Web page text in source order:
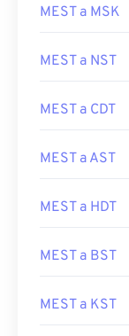
MEST a MSK
MEST a NST
MEST a CDT
MEST a AST
MEST a HDT
MEST a BST
MEST a KST